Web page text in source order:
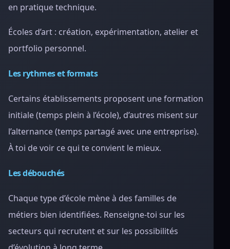
en pratique technique.
Écoles d’art : création, expérimentation, atelier et
portfolio personnel.
Les rythmes et formats
Certains établissements proposent une formation
initiale (temps plein à l’école), d’autres misent sur
l’alternance (temps partagé avec une entreprise).
À toi de voir ce qui te convient le mieux.
Les débouchés
Chaque type d’école mène à des familles de
métiers bien identifiées. Renseigne-toi sur les
secteurs qui recrutent et sur les possibilités